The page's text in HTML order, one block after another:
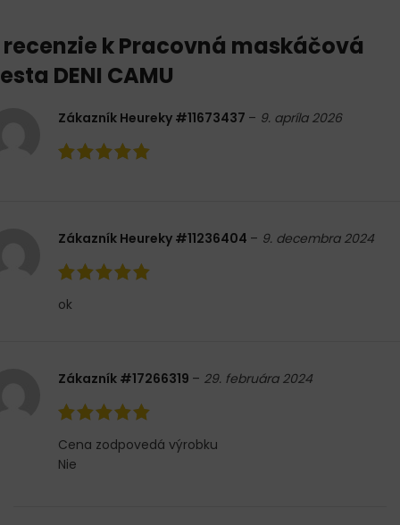
recenzie kPracovná maskáčová
DENI CAMU
Zákazník Heureky #11673437 – 9. apríla 2026
Zákazník Heureky #11236404 – 9. decembra 2024
ok
Zákazník #17266319 – 29. februára 2024
Cena zodpovedá výrobku
Nie